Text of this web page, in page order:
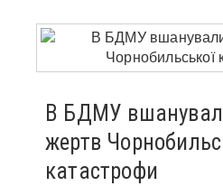
В БДМУ
жертв
катастрофи